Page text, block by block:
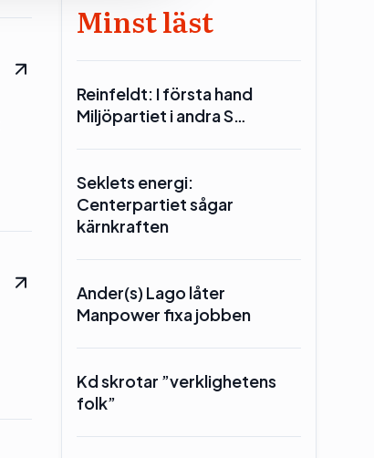
Minst läst
Reinfeldt: I första hand
Miljöpartiet i andra S…
Seklets energi:
Centerpartiet sågar
kärnkraften
Ander(s) Lago låter
Manpower fixa jobben
Kd skrotar ”verklighetens
folk”